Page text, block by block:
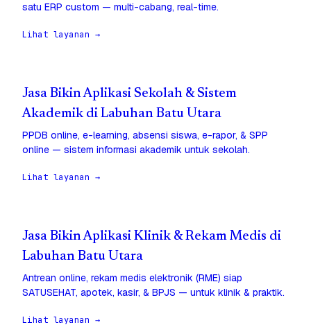
satu ERP custom — multi-cabang, real-time.
Lihat layanan →
Jasa Bikin Aplikasi Sekolah & Sistem
Akademik di Labuhan Batu Utara
PPDB online, e-learning, absensi siswa, e-rapor, & SPP
online — sistem informasi akademik untuk sekolah.
Lihat layanan →
Jasa Bikin Aplikasi Klinik & Rekam Medis di
Labuhan Batu Utara
Antrean online, rekam medis elektronik (RME) siap
SATUSEHAT, apotek, kasir, & BPJS — untuk klinik & praktik.
Lihat layanan →